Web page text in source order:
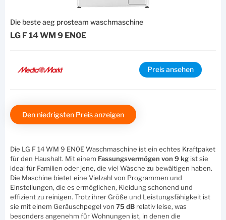
Die beste aeg prosteam waschmaschine
LG F 14 WM 9 EN0E
Preis ansehen
Den niedrigsten Preis anzeigen
Die LG F 14 WM 9 EN0E Waschmaschine ist ein echtes Kraftpaket
für den Haushalt. Mit einem Fassungsvermögen von 9 kg ist sie
ideal für Familien oder jene, die viel Wäsche zu bewältigen haben.
Die Maschine bietet eine Vielzahl von Programmen und
Einstellungen, die es ermöglichen, Kleidung schonend und
effizient zu reinigen. Trotz ihrer Größe und Leistungsfähigkeit ist
sie mit einem Geräuschpegel von 75 dB relativ leise, was
besonders angenehm für Wohnungen ist, in denen die